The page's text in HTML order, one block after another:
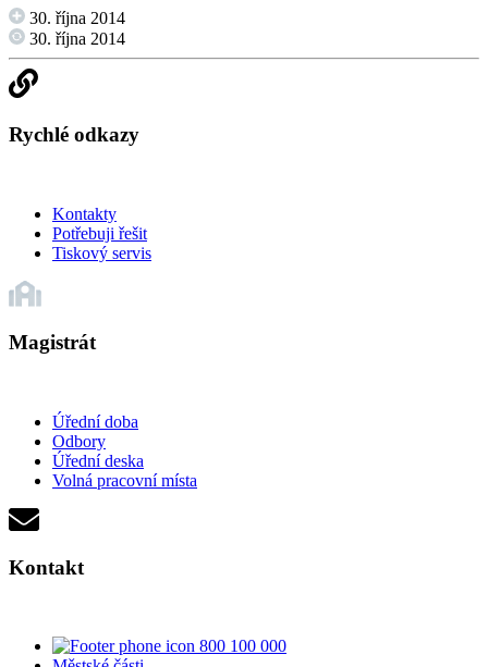
30. října 2014
30. října 2014
Rychlé odkazy
Kontakty
Potřebuji řešit
Tiskový servis
Magistrát
Úřední doba
Odbory
Úřední deska
Volná pracovní místa
Kontakt
800 100 000